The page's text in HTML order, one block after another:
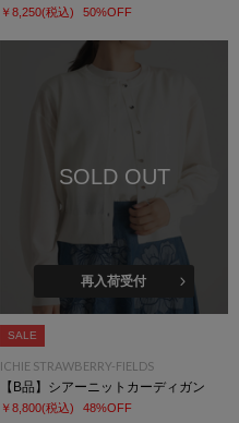
￥8,250(税込) 50%OFF
SOLD OUT
再入荷受付
SALE
ICHIE STRAWBERRY-FIELDS
【B品】シアーニットカーディガン
￥8,800(税込) 48%OFF